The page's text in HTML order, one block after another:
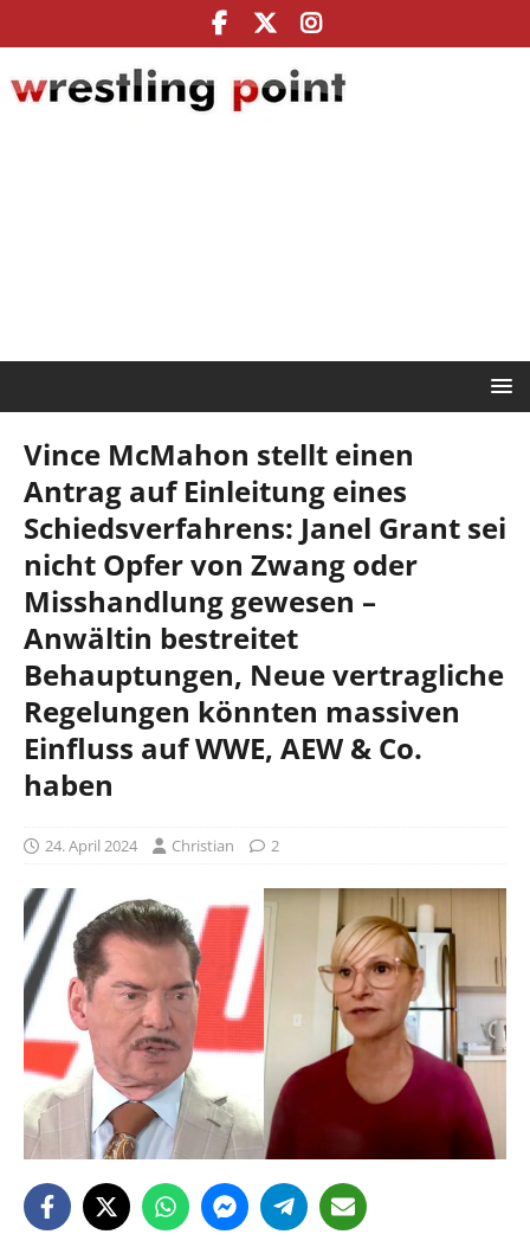
Vince McMahon stellt einen
Antrag auf Einleitung eines
Schiedsverfahrens: Janel Grant sei
nicht Opfer von Zwang oder
Misshandlung gewesen –
Anwältin bestreitet
Behauptungen, Neue vertragliche
Regelungen könnten massiven
Einfluss auf WWE, AEW & Co.
haben
24. April 2024 Christian 2